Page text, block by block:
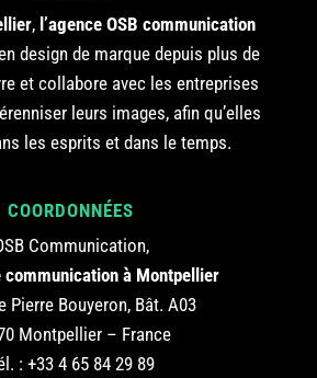
, l’agence OSB communication
design de marque depuis plus de
et collabore avec les entreprises
leurs images, afin qu’elles
les esprits et dans le temps.
COORDONNÉES
Communication,
communication à Montpellier
Pierre Bouyeron, Bât. A03
Montpellier – France
: +33 4 65 84 29 89